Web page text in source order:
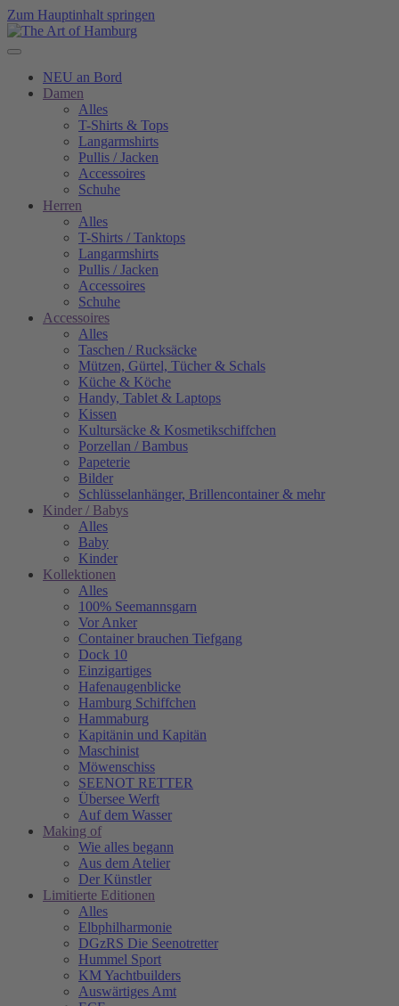
Zum Hauptinhalt springen
NEU an Bord
Damen
Alles
T-Shirts & Tops
Langarmshirts
Pullis / Jacken
Accessoires
Schuhe
Herren
Alles
T-Shirts / Tanktops
Langarmshirts
Pullis / Jacken
Accessoires
Schuhe
Accessoires
Alles
Taschen / Rucksäcke
Mützen, Gürtel, Tücher & Schals
Küche & Köche
Handy, Tablet & Laptops
Kissen
Kultursäcke & Kosmetikschiffchen
Porzellan / Bambus
Papeterie
Bilder
Schlüsselanhänger, Brillencontainer & mehr
Kinder / Babys
Alles
Baby
Kinder
Kollektionen
Alles
100% Seemannsgarn
Vor Anker
Container brauchen Tiefgang
Dock 10
Einzigartiges
Hafenaugen­blicke
Hamburg Schiffchen
Hammaburg
Kapitänin und Kapitän
Maschinist
Möwenschiss
SEENOT RETTER
Übersee Werft
Auf dem Wasser
Making of
Wie alles begann
Aus dem Atelier
Der Künstler
Limitierte Editionen
Alles
Elbphilharmonie
DGzRS Die Seenotretter
Hummel Sport
KM Yachtbuilders
Auswärtiges Amt